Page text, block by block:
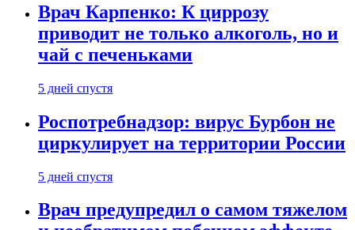
Врач Карпенко: К циррозу
приводит не только алкоголь, но и
чай с печеньками
5 дней спустя
Роспотребнадзор: вирус Бурбон не
циркулирует на территории России
5 дней спустя
Врач предупредил о самом тяжелом